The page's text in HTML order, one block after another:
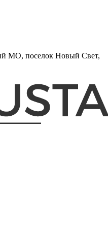
МО, поселок Новый Свет,